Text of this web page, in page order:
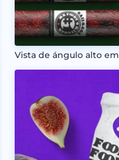
Vista de ángulo alto